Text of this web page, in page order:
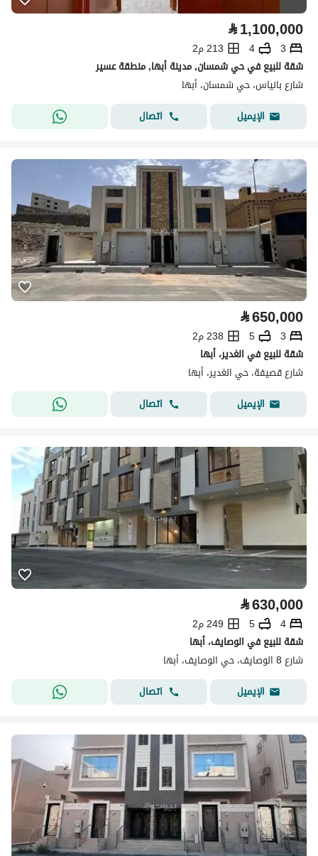
⃁1,100,000
3
4
213 م2
شقة للبيع في حي شمسان, مدينة أبها, منطقة عسير
شارع بانياس، حي شمسان، أبها
الإيميل
اتصال
⃁650,000
3
5
238 م2
شقة للبيع في الغدير، أبها
شارع قصيفة، حي الغدير، أبها
الإيميل
اتصال
⃁630,000
4
5
249 م2
شقة للبيع في الوصايف، أبها
شارع 8 الوصايف، حي الوصايف، أبها
الإيميل
اتصال